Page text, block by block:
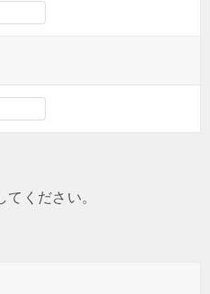
てください。